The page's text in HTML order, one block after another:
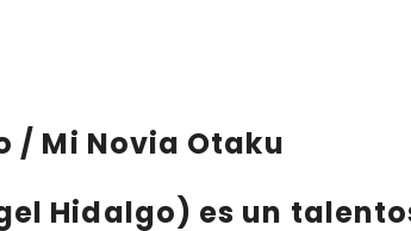
/ Mi Novia Otaku
Hidalgo) es un